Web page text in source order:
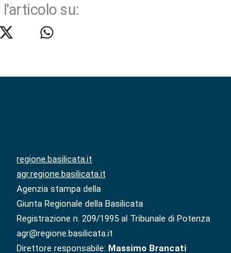
l'articolo su:
regione.basilicata.it
agr.regione.basilicata.it
Agenzia stampa della
Giunta Regionale della Basilicata
Registrazione n. 209/1995 al Tribunale di Potenza
agr@regione.basilicata.it
Direttore responsabile: Massimo Brancati